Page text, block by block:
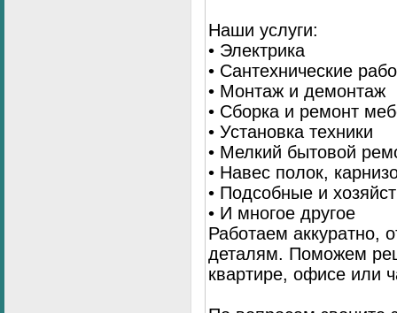
Наши услуги:
• Электрика
• Сантехнические
• Монтаж и демонтаж
• Сборка и ремонт
• Установка техники
• Мелкий бытовой
• Навес полок,
• Подсобные и
• И многое другое
Работаем аккуратно,
деталям. Поможем
квартире, офисе или